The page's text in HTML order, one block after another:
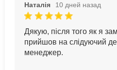
Наталія 10 дней назад
Дякую, після того як я
прийшов на слідуючий
менеджер.